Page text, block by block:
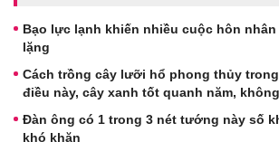
Bạo lực lạnh khiến nhiều cuộc hôn
lặng
Cách trồng cây lưỡi hổ phong thủy
điều này, cây xanh tốt quanh năm,
Đàn ông có 1 trong 3 nét tướng này số
khó khăn